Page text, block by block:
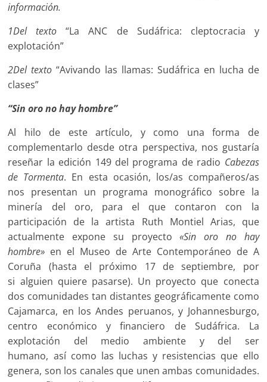
información.
1Del texto“La ANC de Sudáfrica: cleptocracia y
explotación”
2Del texto“Avivando las llamas: Sudáfrica en lucha de
clases”
“Sin oro no hay hombre”
Al hilo de este artículo, y como una forma de
complementarlo desde otra perspectiva, nos gustaría
reseñar la edición 149 del programa de radio Cabezas
de Tormenta. En esta ocasión, los/as compañeros/as
nos presentan un programa monográfico sobre la
minería del oro, para el que contaron con la
participación de la artista Ruth Montiel Arias, que
actualmente expone su proyecto«Sin oro no hay
hombre» en el Museo de Arte Contemporáneo de A
Coruña (hasta el próximo 17 de septiembre, por
si alguien quiere pasarse). Un proyecto que conecta
dos comunidades tan distantes geográficamente como
Cajamarca, en los Andes peruanos, y Johannesburgo,
centro económico y financiero de Sudáfrica. La
explotación del medio ambiente y del ser
humano, así como las luchas y resistencias que ello
genera, son los canales que unen ambas comunidades.